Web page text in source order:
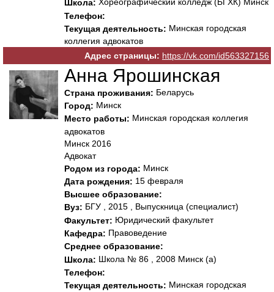
Школа: Хореографический колледж (БГХК) Минск
Телефон:
Текущая деятельность: Минская городская
коллегия адвокатов
Адрес страницы: https://vk.com/id563327156
Анна Ярошинская
Страна проживания: Беларусь
Город: Минск
Место работы: Минская городская коллегия
адвокатов
Минск 2016
Адвокат
Родом из города: Минск
Дата рождения: 15 февраля
Высшее образование:
Вуз: БГУ , 2015 , Выпускница (специалист)
Факультет: Юридический факультет
Кафедра: Правоведение
Среднее образование:
Школа: Школа № 86 , 2008 Минск (а)
Телефон:
Текущая деятельность: Минская городская